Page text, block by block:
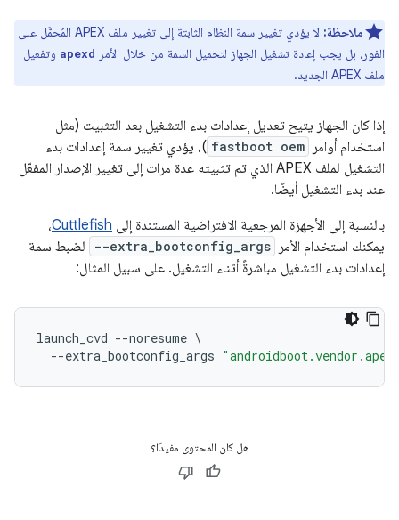
ملاحظة:
لا يؤدي تغيير سمة النظام الثابتة إلى تغيير ملف APEX المُحمَّل على
الفور، بل يجب إعادة تشغيل الجهاز لتحميل السمة من خلال الأمر apexd وتفعيل
ملف APEX الجديد.
إذا كان الجهاز يتيح تعديل إعدادات بدء التشغيل بعد التثبيت (مثل
استخدام أوامر
fastboot oem )، يؤدي تغيير سمة إعدادات بدء
التشغيل لملف APEX الذي تم تثبيته عدة مرات إلى تغيير الإصدار المفعّل
عند بدء التشغيل أيضًا.
بالنسبة إلى الأجهزة المرجعية الافتراضية المستندة إلى Cuttlefish،
يمكنك استخدام الأمر
--extra_bootconfig_args
لضبط سمة
إعدادات بدء التشغيل مباشرةً أثناء التشغيل. على سبيل المثال:
launch_cvd --noresume \
--extra_bootconfig_args
هل كان المحتوى مفيدًا؟